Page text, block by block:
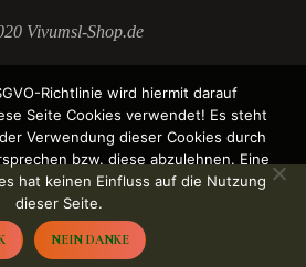
Vivumsl-Shop.de
Richtlinie wird hiermit darauf
Seite Cookies verwendet! Es steht
Verwendung dieser Cookies durch
bzw. diese abzulehnen. Eine
hat keinen Einfluss auf die Nutzung
dieser Seite.
NEIN DANKE